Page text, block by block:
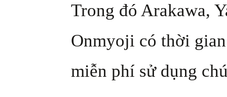
Trong đó Arakawa,
Onmyoji có thời
miễn phí sử dụng